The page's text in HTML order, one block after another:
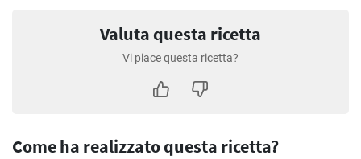
Valuta questa ricetta
Vi piace questa ricetta?
Come ha realizzato questa ricetta?